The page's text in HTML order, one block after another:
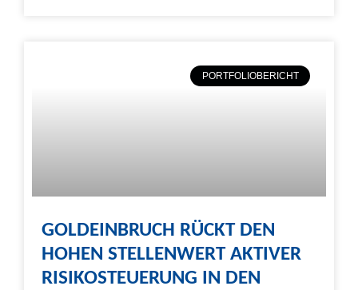
PORTFOLIOBERICHT
GOLDEINBRUCH RÜCKT DEN
HOHEN STELLENWERT AKTIVER
RISIKOSTEUERUNG IN DEN